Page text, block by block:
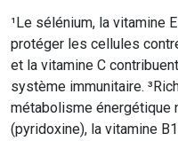
¹Le sélénium, la vitamine
protéger les cellules
et la vitamine C
système immunitaire.
métabolisme énergétique
(pyridoxine), la vitamine